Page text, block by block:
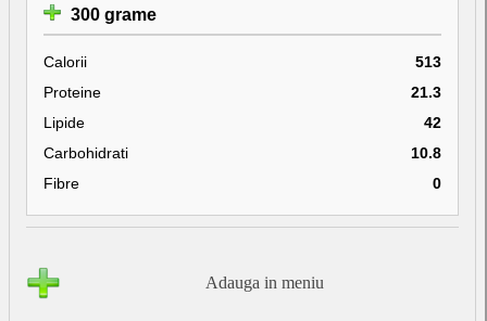
300 grame
Calorii
513
Proteine
21.3
Lipide
42
Carbohidrati
10.8
Fibre
0
Adauga in meniu